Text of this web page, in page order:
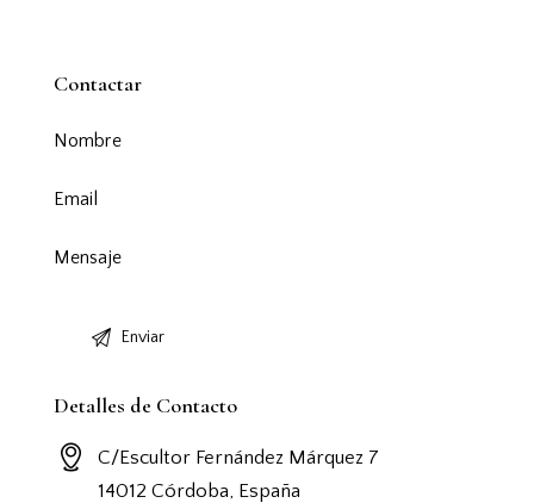
Contactar
Detalles de Contacto
C/Escultor Fernández Márquez 7
14012 Córdoba, España